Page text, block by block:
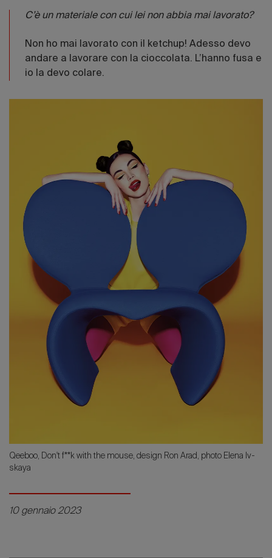
C’è un materiale con cui lei non abbia mai lavorato?
Non ho mai lavorato con il ketchup! Adesso devo
andare a lavorare con la cioccolata. L’hanno fusa e
io la devo colare.
Qeeboo, Don't f**k with the mouse, design Ron Arad, photo Elena Iv-
skaya
10 gennaio 2023